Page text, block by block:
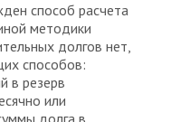
способ расчета
методики
долгов нет,
способов:
в резерв
или
долга в